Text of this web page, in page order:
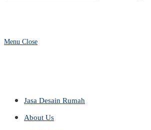
Menu Close
Jasa Desain Rumah
About Us